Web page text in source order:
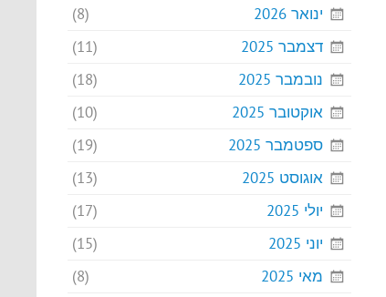
ינואר 2026
(8)
דצמבר 2025
(11)
נובמבר 2025
(18)
אוקטובר 2025
(10)
ספטמבר 2025
(19)
אוגוסט 2025
(13)
יולי 2025
(17)
יוני 2025
(15)
מאי 2025
(8)